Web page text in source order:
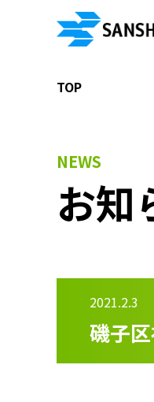
TOP
NEWS
お知
2021.2.3
磯子